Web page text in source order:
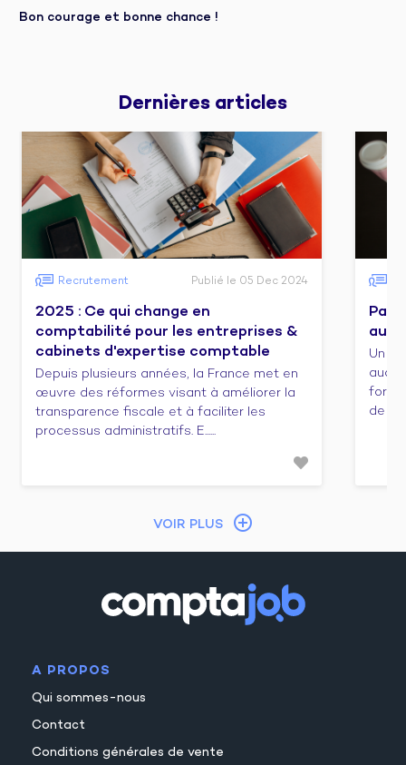
Bon courage et bonne chance !
Dernières articles
Recrutement Publié le 05 Dec 2024
2025 : Ce qui change en
comptabilité pour les entreprises &
cabinets d'expertise comptable
Depuis plusieurs années, la France met en
œuvre des réformes visant à améliorer la
transparence fiscale et à faciliter les
processus administratifs. E......
Un
de
VOIR PLUS
A PROPOS
Qui sommes-nous
Contact
Conditions générales de vente